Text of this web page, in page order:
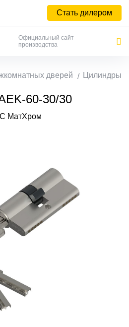
Стать дилером
Официальный сайт
производства
дверей Цилиндры
60-30/30
МатХром